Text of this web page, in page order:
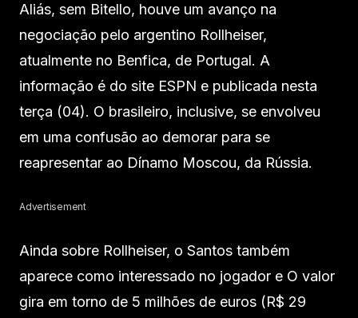
Aliás, sem Bitello, houve um avanço na
negociação pelo argentino Rollheiser,
atualmente no Benfica, de Portugal. A
informação é do site ESPN e publicada nesta
terça (04). O brasileiro, inclusive, se envolveu
em uma confusão ao demorar para se
reapresentar ao Dínamo Moscou, da Rússia.
Advertisement
Ainda sobre Rollheiser, o Santos também
aparece como interessado no jogador e O valor
gira em torno de 5 milhões de euros (R$ 29